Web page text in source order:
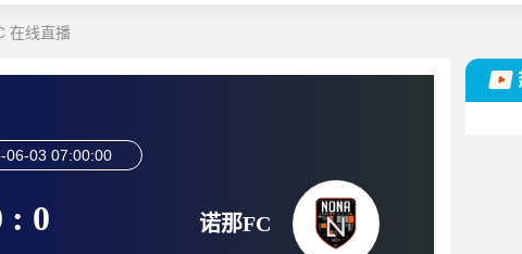
在线直播
06-03 07:00:00
: 0 诺那FC